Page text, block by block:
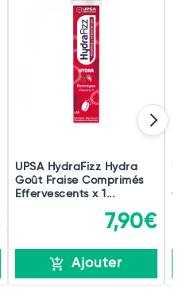
UPSA HydraFizz Hydra
Goût Fraise Comprimés
Effervescents x 1...
7,90€
Ajouter